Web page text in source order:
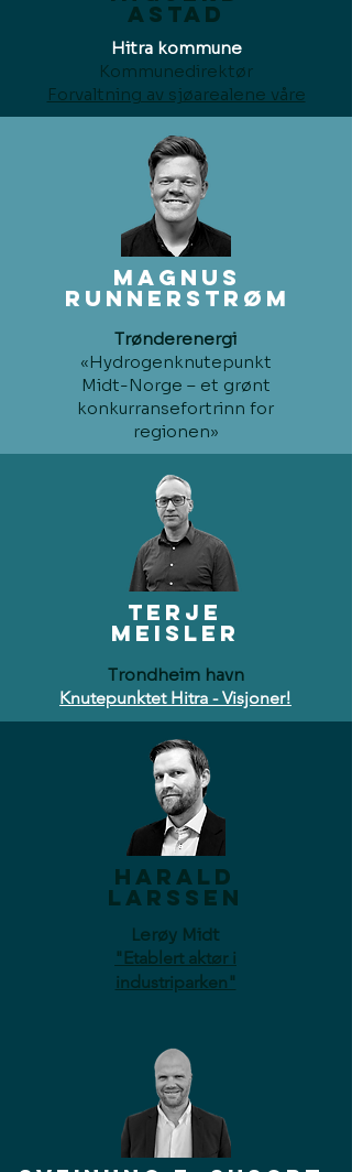
Astad
Hitra kommune
Kommunedirektør
Forvaltning av sjøarealene våre
Magnus
Runnerstrøm
Trønderenergi
«Hydrogenknutepunkt
Midt-Norge – et grønt
konkurransefortrinn for
regionen»
terje
Meisler
Trondheim havn
Knutepunktet Hitra - Visjoner!
harald
Larssen
Lerøy Midt
"Etablert aktør i
industriparken"